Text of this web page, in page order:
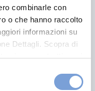
combinarle con
o che hanno raccolto
informazioni su
Dettagli. Scopra di
e come trattiamo i
"Informativa